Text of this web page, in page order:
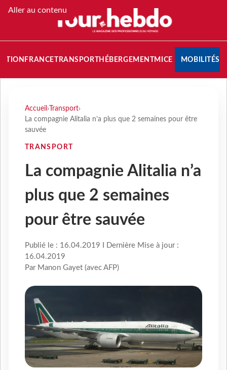
Aller au contenu
FRANCETRANSPORT HÉBERGEMENTMICE MOBILITÉS
Accueil › Transport›
La compagnie Alitalia n’a plus que 2 semaines pour être
sauvée
TRANSPORT
La compagnie Alitalia n’a
plus que 2 semaines
pour être sauvée
Publié le : 16.04.2019 I Dernière Mise à jour :
16.04.2019
Par Manon Gayet (avec AFP)